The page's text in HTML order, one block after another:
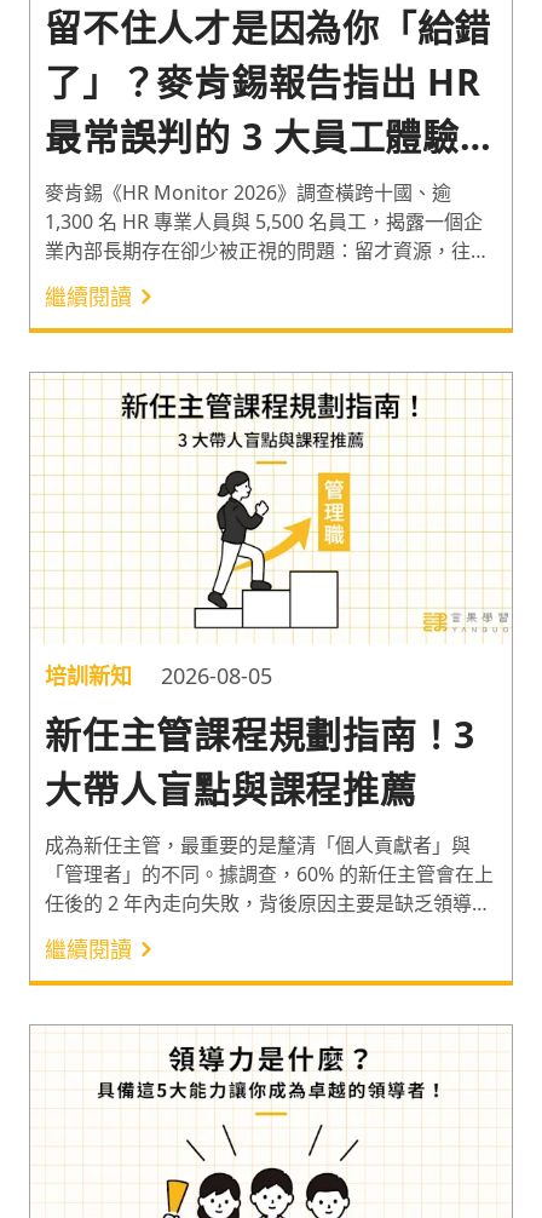
留不住人才是因為你「給錯
了」？麥肯錫報告指出 HR
最常誤判的 3 大員工體驗盲
區
麥肯錫《HR Monitor 2026》調查橫跨十國、逾
1,300 名 HR 專業人員與 5,500 名員工，揭露一個企
業內部長期存在卻少被正視的問題：留才資源，往往
「給錯了地方」。當薪酬與工作生活平衡的重要性一
年內分別跳升 24 與 12 個百分點，多數企業卻仍把預
算與心力押在培訓時數與制式績效評估上。本文從報
告數據出發，拆解 HR 最常誤判的三大員工體驗盲
區：培訓時數的幻覺、留才誘因的錯估、績效回饋的
匱乏，並提出對應的資源再配置建議，協助企業把有
限資源，投入到員工真正在意的地方。
繼續閱讀
培訓新知 2026-08-05
新任主管課程規劃指南！3
大帶人盲點與課程推薦
成為新任主管，最重要的是釐清「個人貢獻者」與
「管理者」的不同。據調查，60% 的新任主管會在上
任後的 2 年內走向失敗，背後原因主要是缺乏領導力
與管理技能的培訓¹。因此以下整理 3 大新任主管帶
人盲點，以及能幫新任主管調整心態、培育部屬與交
出團隊績效的課程，讓新任主管有效帶動公司整體績
效的成長。
繼續閱讀